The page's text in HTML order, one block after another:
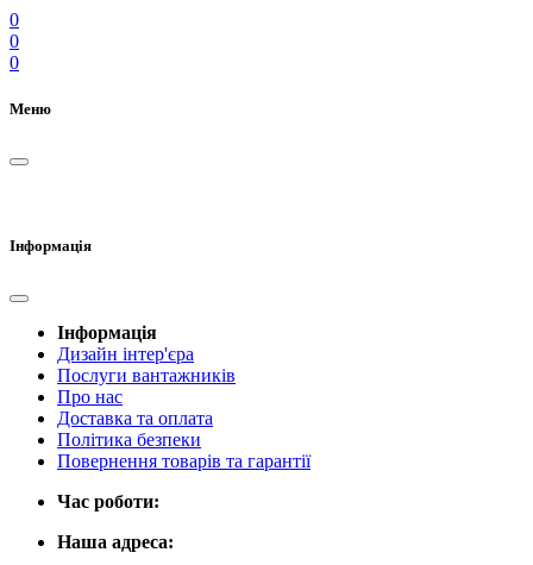
0
0
0
Меню
Інформація
Інформація
Дизайн інтер'єра
Послуги вантажників
Про нас
Доставка та оплата
Політика безпеки
Повернення товарів та гарантії
Час роботи:
Наша адреса: